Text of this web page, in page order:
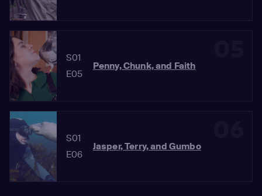
S01
E05
Penny, Chunk, and Faith
S01
E06
Jasper, Terry, and Gumbo